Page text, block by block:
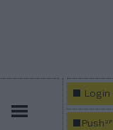
Login
Push2P